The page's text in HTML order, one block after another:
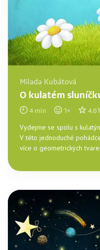
Milada Kubátová
O kulatém
4 min 1+ 4.61
Vydejme se spolu s
V této jednoduché
více o geometrických